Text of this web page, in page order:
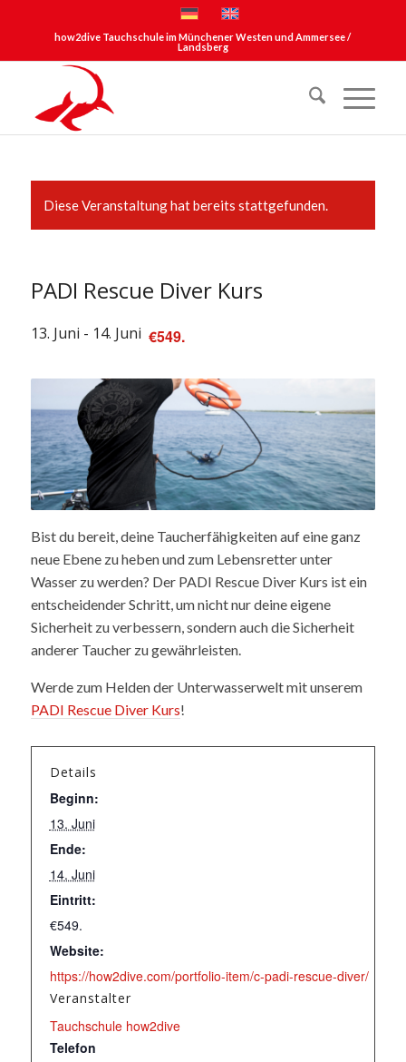
how2dive Tauchschule im Münchener Westen und Ammersee /
Landsberg
Diese Veranstaltung hat bereits stattgefunden.
PADI Rescue Diver Kurs
13. Juni - 14. Juni €549.
Bist du bereit, deine Taucherfähigkeiten auf eine ganz
neue Ebene zu heben und zum Lebensretter unter
Wasser zu werden? Der PADI Rescue Diver Kurs ist ein
entscheidender Schritt, um nicht nur deine eigene
Sicherheit zu verbessern, sondern auch die Sicherheit
anderer Taucher zu gewährleisten.
Werde zum Helden der Unterwasserwelt mit unserem
PADI Rescue Diver Kurs!
Details
Beginn:
13. Juni
Ende:
14. Juni
Eintritt:
€549.
Website:
https://how2dive.com/portfolio-item/c-padi-rescue-diver/
Veranstalter
Tauchschule how2dive
Telefon